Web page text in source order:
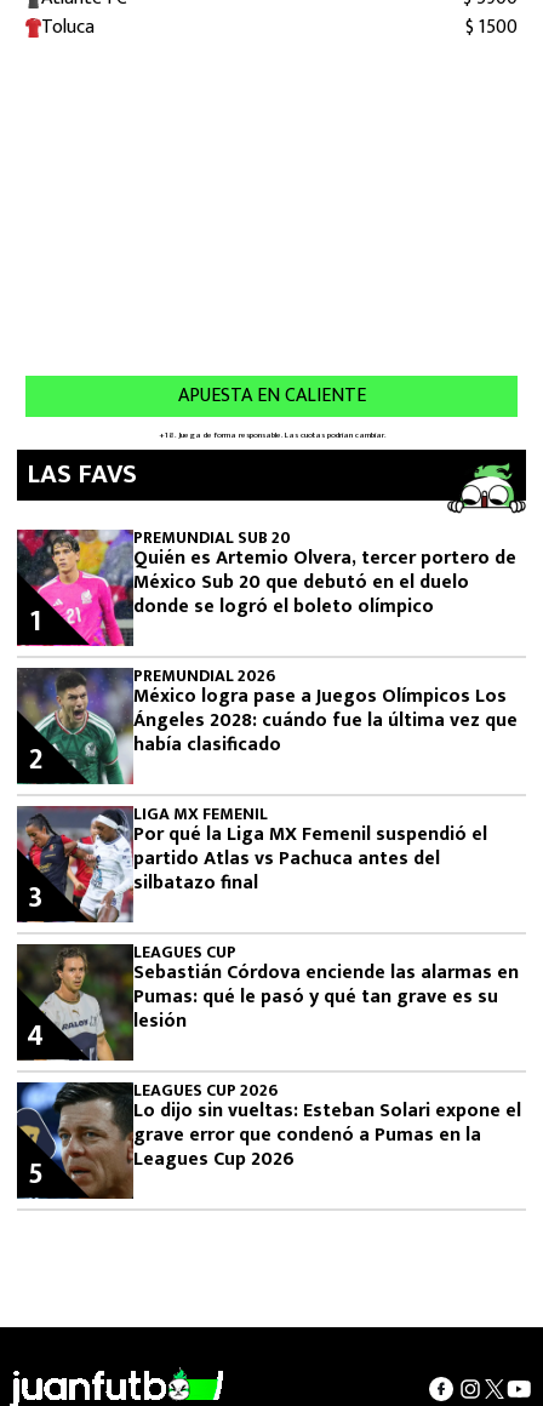
LAS FAVS
PREMUNDIAL SUB 20
Quién es Artemio Olvera, tercer portero de
México Sub 20 que debutó en el duelo
donde se logró el boleto olímpico
1
PREMUNDIAL 2026
México logra pase a Juegos Olímpicos Los
Ángeles 2028: cuándo fue la última vez que
había clasificado
2
LIGA MX FEMENIL
Por qué la Liga MX Femenil suspendió el
partido Atlas vs Pachuca antes del
silbatazo final
3
LEAGUES CUP
Sebastián Córdova enciende las alarmas en
Pumas: qué le pasó y qué tan grave es su
lesión
4
LEAGUES CUP 2026
Lo dijo sin vueltas: Esteban Solari expone el
grave error que condenó a Pumas en la
Leagues Cup 2026
5